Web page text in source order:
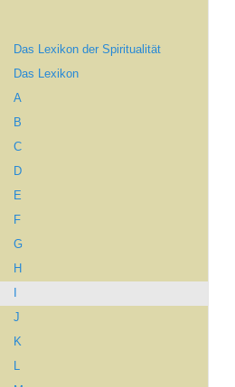
Das Lexikon der Spiritualität
Das Lexikon
A
B
C
D
E
F
G
H
J
K
L